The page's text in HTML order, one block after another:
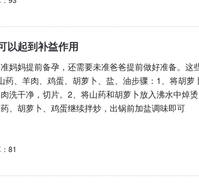
以起到补益作用
妈妈提前备孕，还需要未准爸爸提前做好准备。这
药、羊肉、鸡蛋、胡萝卜、盐、油步骤：1、将胡
洗干净，切片。2、将山药和胡萝卜放入沸水中焯
、胡萝卜、鸡蛋继续拌炒，出锅前加盐调味即可
81